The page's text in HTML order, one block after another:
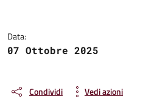
Data:
07 Ottobre 2025
Condividi Vedi azioni